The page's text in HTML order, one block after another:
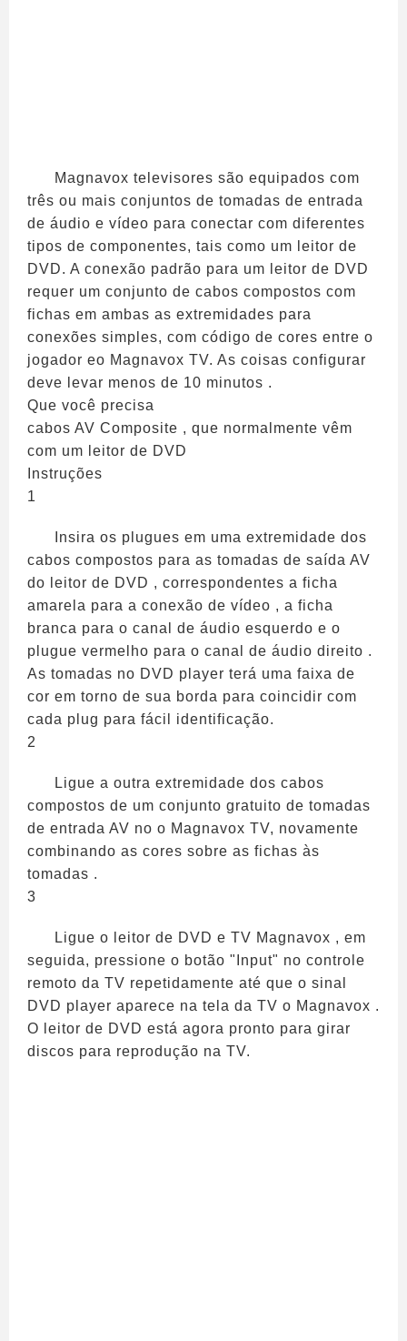
Magnavox televisores são equipados com
três ou mais conjuntos de tomadas de entrada
de áudio e vídeo para conectar com diferentes
tipos de componentes, tais como um leitor de
DVD. A conexão padrão para um leitor de DVD
requer um conjunto de cabos compostos com
fichas em ambas as extremidades para
conexões simples, com código de cores entre o
jogador eo Magnavox TV. As coisas configurar
deve levar menos de 10 minutos .
Que você precisa
cabos AV Composite , que normalmente vêm
com um leitor de DVD
Instruções
1
Insira os plugues em uma extremidade dos
cabos compostos para as tomadas de saída AV
do leitor de DVD , correspondentes a ficha
amarela para a conexão de vídeo , a ficha
branca para o canal de áudio esquerdo e o
plugue vermelho para o canal de áudio direito .
As tomadas no DVD player terá uma faixa de
cor em torno de sua borda para coincidir com
cada plug para fácil identificação.
2
Ligue a outra extremidade dos cabos
compostos de um conjunto gratuito de tomadas
de entrada AV no o Magnavox TV, novamente
combinando as cores sobre as fichas às
tomadas .
3
Ligue o leitor de DVD e TV Magnavox , em
seguida, pressione o botão "Input" no controle
remoto da TV repetidamente até que o sinal
DVD player aparece na tela da TV o Magnavox .
O leitor de DVD está agora pronto para girar
discos para reprodução na TV.